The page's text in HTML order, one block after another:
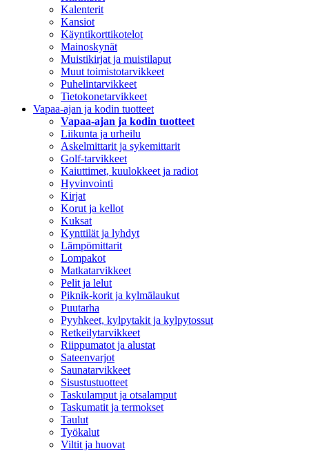
Kalenterit
Kansiot
Käyntikorttikotelot
Mainoskynät
Muistikirjat ja muistilaput
Muut toimistotarvikkeet
Puhelintarvikkeet
Tietokonetarvikkeet
Vapaa-ajan ja kodin tuotteet
Vapaa-ajan ja kodin tuotteet
Liikunta ja urheilu
Askelmittarit ja sykemittarit
Golf-tarvikkeet
Kaiuttimet, kuulokkeet ja radiot
Hyvinvointi
Kirjat
Korut ja kellot
Kuksat
Kynttilät ja lyhdyt
Lämpömittarit
Lompakot
Matkatarvikkeet
Pelit ja lelut
Piknik-korit ja kylmälaukut
Puutarha
Pyyhkeet, kylpytakit ja kylpytossut
Retkeilytarvikkeet
Riippumatot ja alustat
Sateenvarjot
Saunatarvikkeet
Sisustustuotteet
Taskulamput ja otsalamput
Taskumatit ja termokset
Taulut
Työkalut
Viltit ja huovat